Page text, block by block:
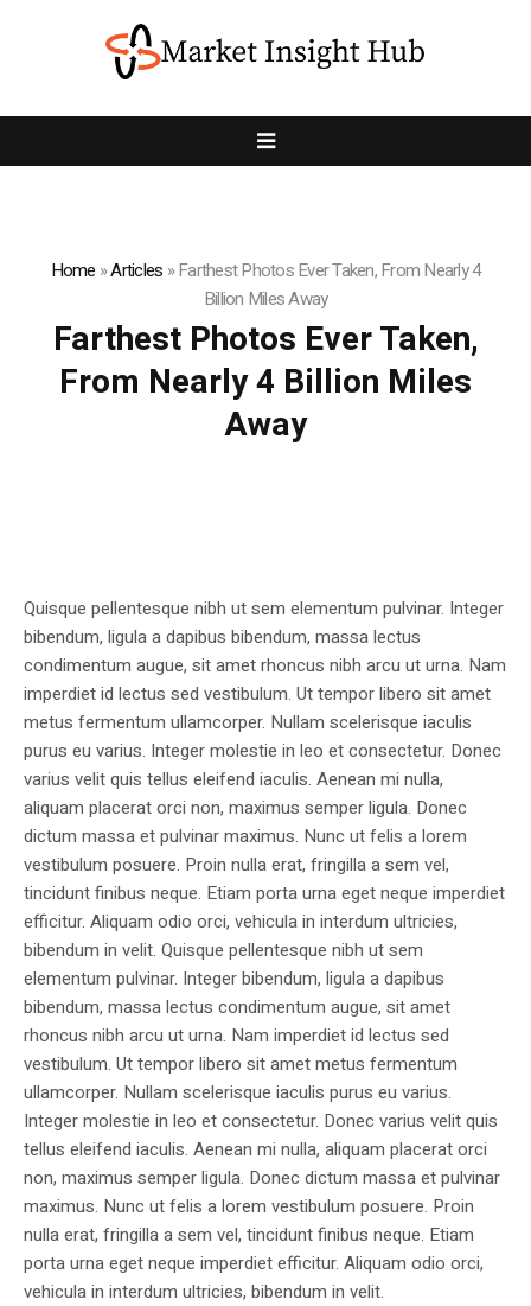
Home »Articles »Farthest Photos Ever Taken, From Nearly 4
Billion Miles Away
Farthest Photos Ever Taken,
From Nearly 4 Billion Miles
Away
Quisque pellentesque nibh ut sem elementum pulvinar. Integer
bibendum, ligula a dapibus bibendum, massa lectus
condimentum augue, sit amet rhoncus nibh arcu ut urna. Nam
imperdiet id lectus sed vestibulum. Ut tempor libero sit amet
metus fermentum ullamcorper. Nullam scelerisque iaculis
purus eu varius. Integer molestie in leo et consectetur. Donec
varius velit quis tellus eleifend iaculis. Aenean mi nulla,
aliquam placerat orci non, maximus semper ligula. Donec
dictum massa et pulvinar maximus. Nunc ut felis a lorem
vestibulum posuere. Proin nulla erat, fringilla a sem vel,
tincidunt finibus neque. Etiam porta urna eget neque imperdiet
efficitur. Aliquam odio orci, vehicula in interdum ultricies,
bibendum in velit. Quisque pellentesque nibh ut sem
elementum pulvinar. Integer bibendum, ligula a dapibus
bibendum, massa lectus condimentum augue, sit amet
rhoncus nibh arcu ut urna. Nam imperdiet id lectus sed
vestibulum. Ut tempor libero sit amet metus fermentum
ullamcorper. Nullam scelerisque iaculis purus eu varius.
Integer molestie in leo et consectetur. Donec varius velit quis
tellus eleifend iaculis. Aenean mi nulla, aliquam placerat orci
non, maximus semper ligula. Donec dictum massa et pulvinar
maximus. Nunc ut felis a lorem vestibulum posuere. Proin
nulla erat, fringilla a sem vel, tincidunt finibus neque. Etiam
porta urna eget neque imperdiet efficitur. Aliquam odio orci,
vehicula in interdum ultricies, bibendum in velit.